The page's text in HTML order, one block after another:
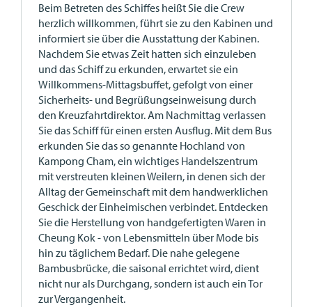
Beim Betreten des Schiffes heißt Sie die Crew
herzlich willkommen, führt sie zu den Kabinen und
informiert sie über die Ausstattung der Kabinen.
Nachdem Sie etwas Zeit hatten sich einzuleben
und das Schiff zu erkunden, erwartet sie ein
Willkommens-Mittagsbuffet, gefolgt von einer
Sicherheits- und Begrüßungseinweisung durch
den Kreuzfahrtdirektor. Am Nachmittag verlassen
Sie das Schiff für einen ersten Ausflug. Mit dem Bus
erkunden Sie das so genannte Hochland von
Kampong Cham, ein wichtiges Handelszentrum
mit verstreuten kleinen Weilern, in denen sich der
Alltag der Gemeinschaft mit dem handwerklichen
Geschick der Einheimischen verbindet. Entdecken
Sie die Herstellung von handgefertigten Waren in
Cheung Kok - von Lebensmitteln über Mode bis
hin zu täglichem Bedarf. Die nahe gelegene
Bambusbrücke, die saisonal errichtet wird, dient
nicht nur als Durchgang, sondern ist auch ein Tor
zur Vergangenheit.